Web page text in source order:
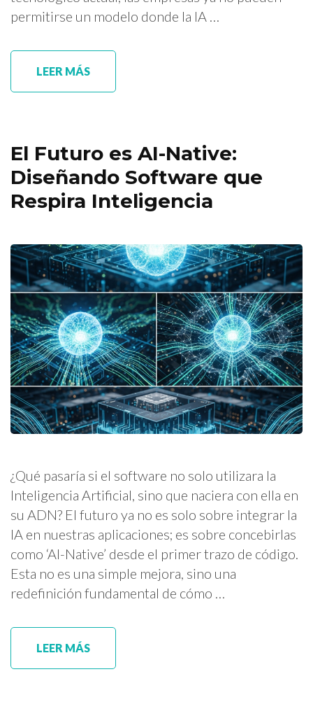
permitirse un modelo donde la IA …
LEER MÁS
El Futuro es AI-Native:
Diseñando Software que
Respira Inteligencia
¿Qué pasaría si el software no solo utilizara la
Inteligencia Artificial, sino que naciera con ella en
su ADN? El futuro ya no es solo sobre integrar la
IA en nuestras aplicaciones; es sobre concebirlas
como ‘AI-Native’ desde el primer trazo de código.
Esta no es una simple mejora, sino una
redefinición fundamental de cómo …
LEER MÁS